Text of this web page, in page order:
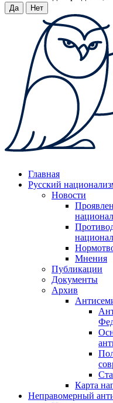
Да Нет
Главная
Русский
Новости
Мнения
Публикации
Документы
Архив
Карта
Неправомерный